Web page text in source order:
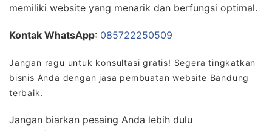
memiliki website yang menarik dan berfungsi optimal.
Kontak WhatsApp: 085722250509
Jangan ragu untuk konsultasi gratis! Segera tingkatkan
bisnis Anda dengan jasa pembuatan website Bandung
terbaik.
Jangan biarkan pesaing Anda lebih dulu